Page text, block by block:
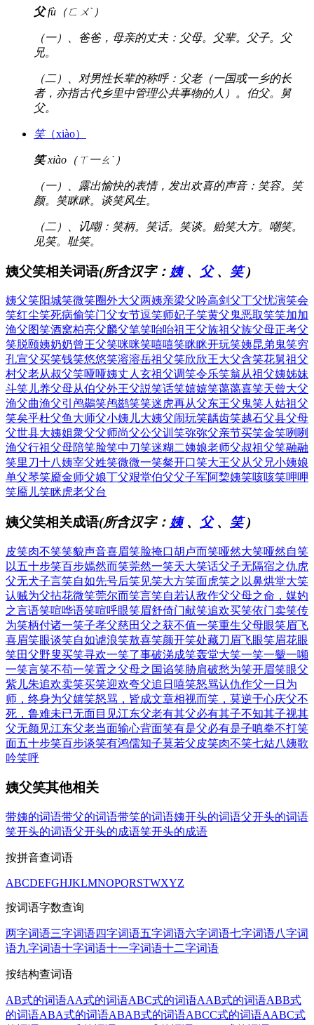
父fù（ㄈㄨˋ）
（一）、爸爸，母亲的丈夫：父母。父辈。父子。父
兄。
（二）、对男性长辈的称呼：父老（一国或一乡的长
者，亦指古代乡里中管理公共事物的人）。伯父。舅
父。
笑（xiào）
笑xiào（ㄒ一ㄠˋ）
（一）、露出愉快的表情，发出欢喜的声音：笑容。笑
颜。笑眯眯。谈笑风生。
（二）、讥嘲：笑柄。笑话。笑谈。贻笑大方。嘲笑。
见笑。耻笑。
姨父笑相关词语(所含汉字： 姨、 父、 笑)
姨父笑阳城笑微笑圈外大父两姨亲梁父吟高剑父丁父忧演笑会
笑红尘笑死病偷笑门父女节逗笑师妃子笑黄父鬼恶取笑笑加加
渔父图笑酒窝柏亮父麟父笔笑咍咍祖王父族祖父族父母正考父
笑脱颐姨奶奶曾王父笑咪咪笑嘻嘻笑眯眯开玩笑姨昆弟鬼笑穷
孔宣父买笑钱笑悠悠笑溶溶岳祖父笑欣欣王大父含笑花舅祖父
村父老从叔父笑哑哑姨丈人 玄祖父调笑令乐笑翁从祖父姨姊妹
斗笑儿养父母从伯父外王父説笑话笑嬉嬉笑蔼蔼喜笑天曾大父
渔父曲渔父引 鸬鷀笑鸬鹚笑笑迷虎再从父东王父鬼笑人 姑祖父
笑矣乎杜父鱼 大师父小姨儿大姨父闹玩笑龋齿笑越石父县父母
父世县大姨姐衆父父师尚父公父训 笑弥弥父亲节买笑金笑咧咧
渔父行祖父母陪笑脸笑中刀笑迷糊二姨娘老师父叔祖父笑融融
笑里刀十八姨宰父姓笑微微一笑粲开口笑大王父从父兄小姨娘
单父琴笑靥金师父娘丁父艰堂伯父父子军阿棃姨笑咳咳笑呷呷
笑靥儿笑眯虎老父台
姨父笑相关成语(所含汉字： 姨、 父、 笑)
皮笑肉不笑笑貌声音喜眉笑脸掩口胡卢而笑哑然大笑哑然自笑
以五十步笑百步嫣然而笑莞然一笑天大笑话父子无隔宿之仇虎
父无犬子言笑自如先号后笑见笑大方笑面虎笑之以鼻烘堂大笑
认贼为父拈花微笑莞尔而笑言笑自若认敌作父父母之命，媒妁
之言语笑喧哗语笑喧呼眼笑眉舒倚门献笑追欢买笑依门卖笑传
为笑柄付诸一笑子孝父慈田父之获不值一笑重生父母眼笑眉飞
喜眉笑眼谈笑自如谑浪笑敖喜笑颜开笑处藏刀 眉飞眼笑眉花眼
笑田父野叟买笑寻欢一笑了事破涕成笑轰堂大笑一笑一颦一嚬
一笑言笑不苟一笑置之父母之国谄笑胁肩破愁为笑开眉笑眼父
紫儿朱追欢卖笑买笑迎欢夸父追日 嘻笑怒骂认仇作父一日为
师，终身为父嬉笑怒骂，皆成文章相视而笑，莫逆于心庆父不
死，鲁难未已无面目见江东父老有其父必有其子不知其子视其
父无颜见江东父老当面输心背面笑有是父必有是子嗔拳不打笑
面五十步笑百步谈笑有鸿儒知子莫若父皮笑肉不笑七姑八姨歌
吟笑呼
姨父笑其他相关
带姨的词语带父的词语带笑的词语姨开头的词语父开头的词语
笑开头的词语父开头的成语笑开头的成语
按拼音查词语
ABCDEFGHJKLMNOPQRSTWXYZ
按词语字数查询
两字词语三字词语四字词语五字词语六字词语七字词语八字词
语九字词语十字词语十一字词语十二字词语
按结构查词语
AB式的词语AA式的词语ABC式的词语AAB式的词语ABB式
的词语ABA式的词语ABAB式的词语ABCC式的词语AABC式